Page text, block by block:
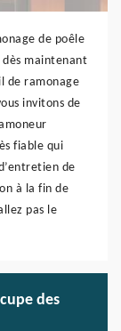
de poêle
maintenant
de ramonage
invitons de
fiable qui
de
à la fin de
pas le
des